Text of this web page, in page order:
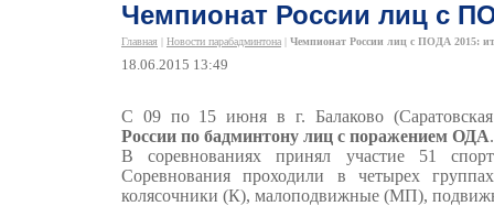
Чемпионат России лиц с
Главная | Новости парабадминтона | Чемпионат России лиц с ПОДА 2015:
18.06.2015 13:49
С 09 по 15 июня в г. Балаково
России по бадминтону лиц с поражением ОДА.
В соревнованиях принял участие 51
Соревнования проходили в четырех
колясочники (К), малоподвижные (МП),